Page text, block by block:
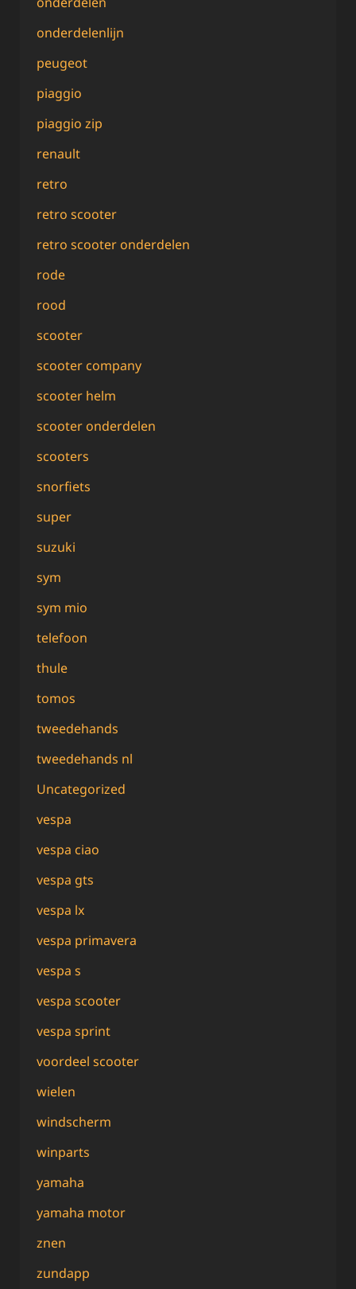
onderdelenlijn
peugeot
piaggio
piaggio zip
renault
retro
retro scooter
retro scooter onderdelen
rode
rood
scooter
scooter company
scooter helm
scooter onderdelen
scooters
snorfiets
super
suzuki
sym
sym mio
telefoon
thule
tomos
tweedehands
tweedehands nl
Uncategorized
vespa
vespa ciao
vespa gts
vespa lx
vespa primavera
vespa s
vespa scooter
vespa sprint
voordeel scooter
wielen
windscherm
winparts
yamaha
yamaha motor
znen
zundapp